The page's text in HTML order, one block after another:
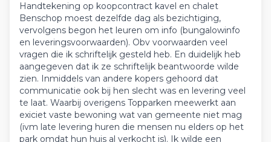
Handtekening op koopcontract kavel en chalet
Benschop moest dezelfde dag als bezichtiging,
vervolgens begon het leuren om info (bungalowinfo
en leveringsvoorwaarden). Obv voorwaarden veel
vragen die ik schriftelijk gesteld heb. En duidelijk heb
aangegeven dat ik ze schriftelijk beantwoorde wilde
zien. Inmiddels van andere kopers gehoord dat
communicatie ook bij hen slecht was en levering veel
te laat. Waarbij overigens Topparken meewerkt aan
exiciet vaste bewoning wat van gemeente niet mag
(ivm late levering huren die mensen nu elders op het
park omdat hun huis al verkocht is). Ik wilde een